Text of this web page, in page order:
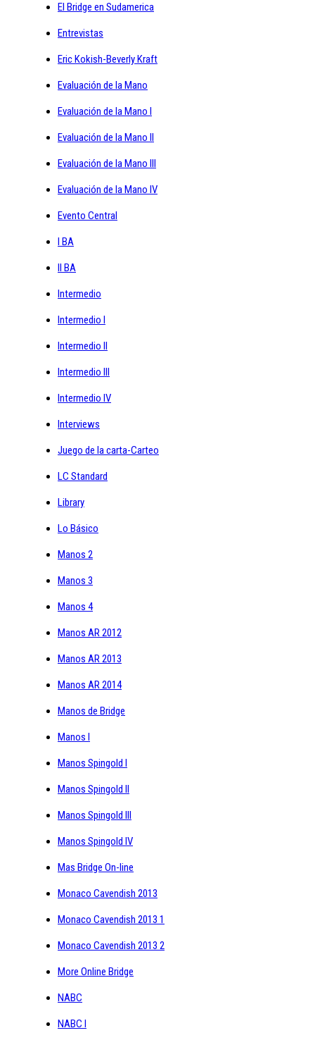
El Bridge en Sudamerica
Entrevistas
Eric Kokish-Beverly Kraft
Evaluación de la Mano
Evaluación de la Mano I
Evaluación de la Mano II
Evaluación de la Mano III
Evaluación de la Mano IV
Evento Central
I BA
II BA
Intermedio
Intermedio I
Intermedio II
Intermedio III
Intermedio IV
Interviews
Juego de la carta-Carteo
LC Standard
Library
Lo Básico
Manos 2
Manos 3
Manos 4
Manos AR 2012
Manos AR 2013
Manos AR 2014
Manos de Bridge
Manos I
Manos Spingold I
Manos Spingold II
Manos Spingold III
Manos Spingold IV
Mas Bridge On-line
Monaco Cavendish 2013
Monaco Cavendish 2013 1
Monaco Cavendish 2013 2
More Online Bridge
NABC
NABC I